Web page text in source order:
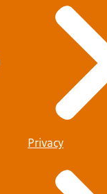
nodig
Privacy